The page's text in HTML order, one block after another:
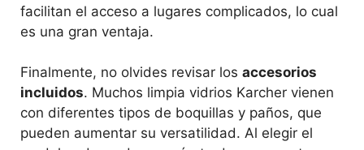
facilitan el acceso a lugares complicados, lo cual
es una gran ventaja.
Finalmente, no olvides revisar los accesorios
incluidos. Muchos limpia vidrios Karcher vienen
con diferentes tipos de boquillas y paños, que
pueden aumentar su versatilidad. Al elegir el